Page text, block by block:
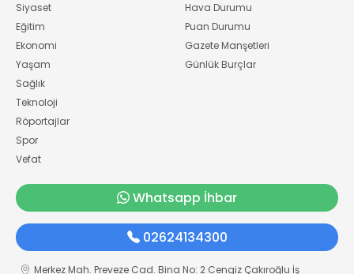
Siyaset
Eğitim
Ekonomi
Yaşam
Sağlık
Teknoloji
Röportajlar
Spor
Vefat
Hava Durumu
Puan Durumu
Gazete Manşetleri
Günlük Burçlar
Whatsapp İhbar
02624134300
Merkez Mah. Preveze Cad. Bina No: 2 Cengiz Çakıroğlu İş